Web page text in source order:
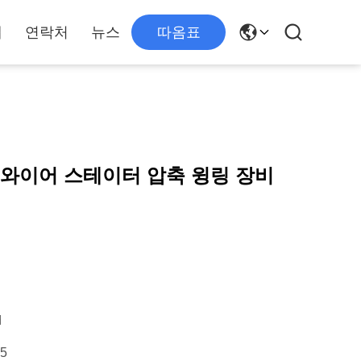
연락처 뉴스 따옴표
이어 스테이터 압축 윙링 장비